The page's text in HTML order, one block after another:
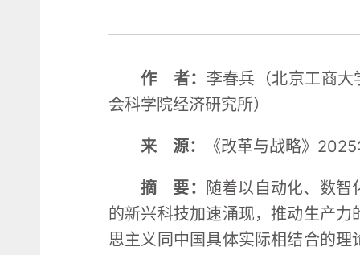
作 者： 李春兵（北京工商
会科学院经济研究所）
来 源： 《改革与战略》
摘 要：
随着以自动化、数
的新兴科技加速涌现，推动生产
思主义同中国具体实际相结合的